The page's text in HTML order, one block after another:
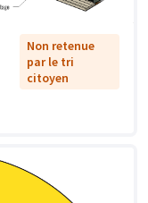
Non retenue
par le tri
citoyen